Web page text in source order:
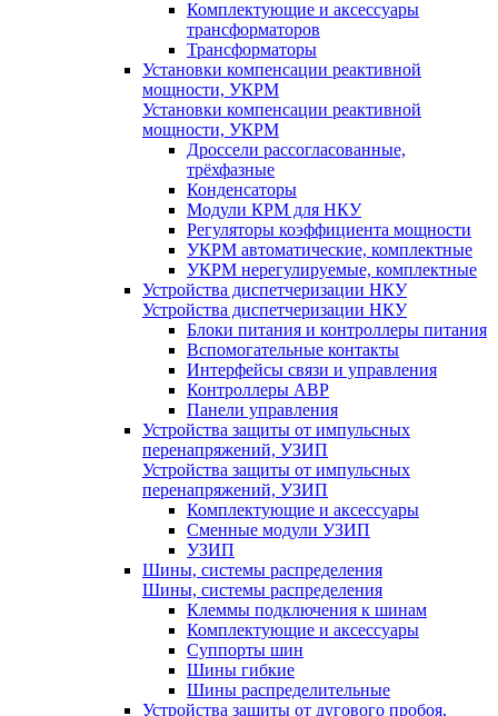
Комплектующие и аксессуары
трансформаторов
Трансформаторы
Установки компенсации реактивной
мощности, УКРМ
Установки компенсации реактивной
мощности, УКРМ
Дроссели рассогласованные,
трёхфазные
Конденсаторы
Модули КРМ для НКУ
Регуляторы коэффициента мощности
УКРМ автоматические, комплектные
УКРМ нерегулируемые, комплектные
Устройства диспетчеризации НКУ
Устройства диспетчеризации НКУ
Блоки питания и контроллеры питания
Вспомогательные контакты
Интерфейсы связи и управления
Контроллеры АВР
Панели управления
Устройства защиты от импульсных
перенапряжений, УЗИП
Устройства защиты от импульсных
перенапряжений, УЗИП
Комплектующие и аксессуары
Сменные модули УЗИП
УЗИП
Шины, системы распределения
Шины, системы распределения
Клеммы подключения к шинам
Комплектующие и аксессуары
Суппорты шин
Шины гибкие
Шины распределительные
Устройства защиты от дугового пробоя,